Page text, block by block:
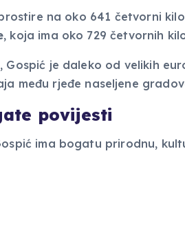
na oko 641 četvorni
, koja ima oko 729 četvornih
je daleko od velikih
među rjeđe naseljene
povijesti
ima bogatu prirodnu,